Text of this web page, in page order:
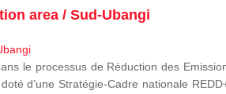
area / Sud-Ubangi
le processus de Réduction des
d’une Stratégie-Cadre nationale